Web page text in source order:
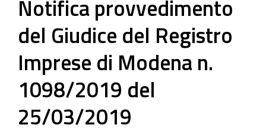
Notifica provvedimento
del Giudice del Registro
Imprese di Modena n.
1098/2019 del
25/03/2019